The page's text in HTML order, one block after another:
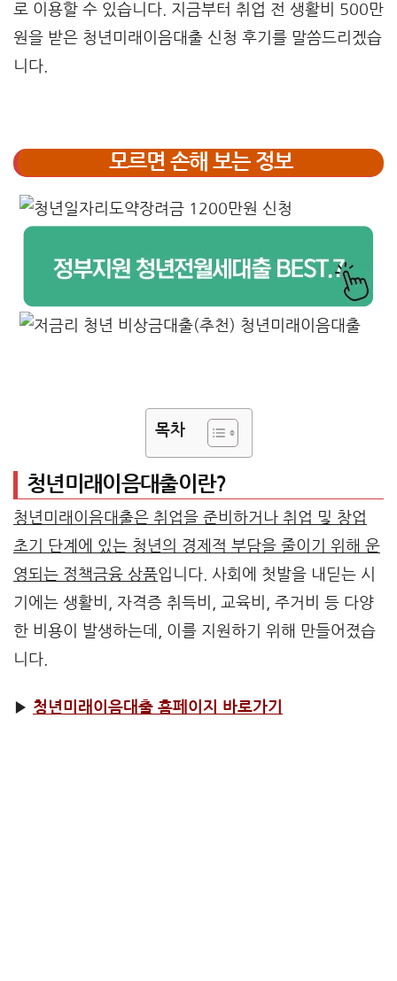
로 이용할 수 있습니다. 지금부터 취업 전 생활비 500만
원을 받은 청년미래이음대출 신청 후기를 말씀드리겠습
니다.
모르면 손해 보는 정보
목차
청년미래이음대출이란?
청년미래이음대출은 취업을 준비하거나 취업 및 창업
초기 단계에 있는 청년의 경제적 부담을 줄이기 위해 운
영되는 정책금융 상품입니다. 사회에 첫발을 내딛는 시
기에는 생활비, 자격증 취득비, 교육비, 주거비 등 다양
한 비용이 발생하는데, 이를 지원하기 위해 만들어졌습
니다.
▶ 청년미래이음대출 홈페이지 바로가기